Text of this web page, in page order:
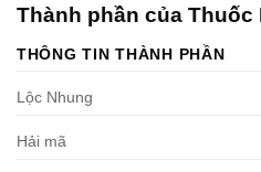
Thành phần của Thuốc
THÔNG TIN THÀNH PHẦN
Lộc Nhung
Hải mã